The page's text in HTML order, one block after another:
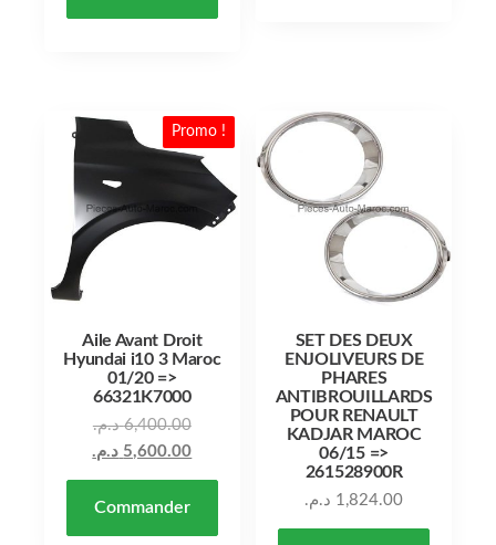
Promo !
Aile Avant Droit
Hyundai i10 3 Maroc
01/20 =>
66321K7000
6,400.00 د.م.
5,600.00 د.م.
Commander
SET DES DEUX
ENJOLIVEURS DE
PHARES
ANTIBROUILLARDS
POUR RENAULT
KADJAR MAROC
06/15 =>
261528900R
1,824.00 د.م.